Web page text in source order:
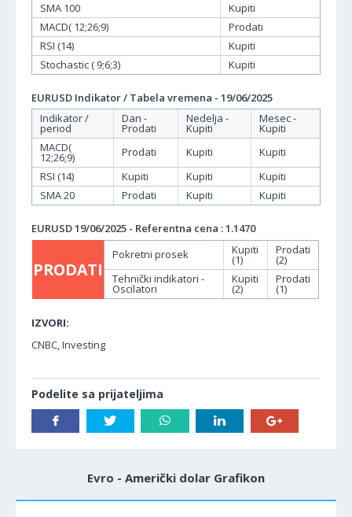
SMA 100
Kupiti
MACD( 12;26;9)
Prodati
RSI (14)
Kupiti
Stochastic ( 9;6;3)
Kupiti
EURUSD Indikator / Tabela vremena - 19/06/2025
Indikator /
period
Dan -
Prodati
Nedelja -
Kupiti
Mesec -
Kupiti
MACD(
12;26;9) Prodati Kupiti
Kupiti
RSI (14)
Kupiti Kupiti
Kupiti
SMA 20
Prodati Kupiti Kupiti
EURUSD 19/06/2025 - Referentna cena : 1.1470
PRODATI
Pokretni prosek Kupiti
(1)
Prodati
(2)
Tehnički indikatori -
Oscilatori
Kupiti
(2)
Prodati
(1)
IZVORI:
CNBC, Investing
Podelite sa prijateljima
Evro - Američki dolar Grafikon